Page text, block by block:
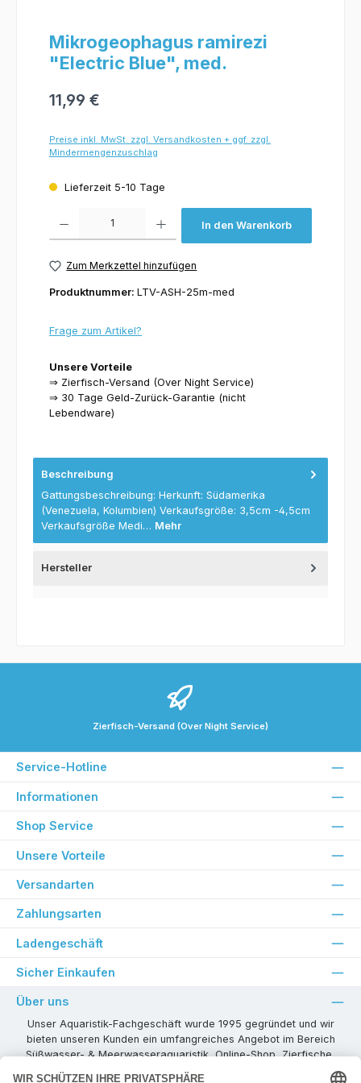
Mikrogeophagus ramirezi
"Electric Blue", med.
11,99 €
Preise inkl. MwSt. zzgl. Versandkosten + ggf. zzgl.
Mindermengenzuschlag
Lieferzeit 5-10 Tage
In den Warenkorb
Zum Merkzettel hinzufügen
Produktnummer: LTV-ASH-25m-med
Frage zum Artikel?
Unsere Vorteile
⇒ Zierfisch-Versand (Over Night Service)
⇒ 30 Tage Geld-Zurück-Garantie (nicht
Lebendware)
Beschreibung
Gattungsbeschreibung: Herkunft: Südamerika
(Venezuela, Kolumbien) Verkaufsgröße: 3,5cm -4,5cm
Verkaufsgröße Medi… Mehr
Hersteller
Zierfisch-Versand (Over Night Service)
Service-Hotline
Informationen
Shop Service
Unsere Vorteile
Versandarten
Zahlungsarten
Ladengeschäft
Sicher Einkaufen
Über uns
Unser Aquaristik-Fachgeschäft wurde 1995 gegründet und wir
bieten unseren Kunden ein umfangreiches Angebot im Bereich
Süßwasser- & Meerwasseraquaristik, Online-Shop, Zierfische,
Pflanzen, Aquarienkombinationen, Technikzubehör usw. ! Als